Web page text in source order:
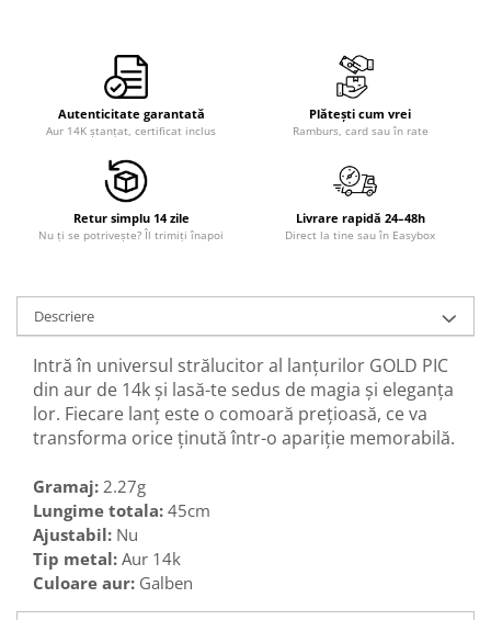
Autenticitate garantată
Aur 14K ștanțat, certificat inclus
Plătești cum vrei
Ramburs, card sau în rate
Retur simplu 14 zile
Nu ți se potrivește? Îl trimiți înapoi
Livrare rapidă 24–48h
Direct la tine sau în Easybox
Descriere
Intră în universul strălucitor al lanțurilor GOLD PIC
din aur de 14k și lasă-te sedus de magia și eleganța
lor. Fiecare lanț este o comoară prețioasă, ce va
transforma orice ținută într-o apariție memorabilă.
Gramaj: 2.27g
Lungime totala: 45cm
Ajustabil: Nu
Tip metal: Aur 14k
Culoare aur: Galben